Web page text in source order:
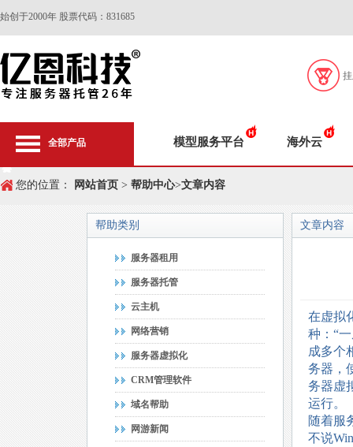
始创于2000年 股票代码：831685
全部产品 模型服务平台 海外云
您的位置： 网站首页 > 帮助中心>文章内容
帮助类别
服务器租用
服务器托管
云主机
网络营销
服务器虚拟化
CRM管理软件
域名帮助
网游新闻
文章内容
在虚拟
种：“
成多个
务器，
务器虚
运行。
随着服
不说